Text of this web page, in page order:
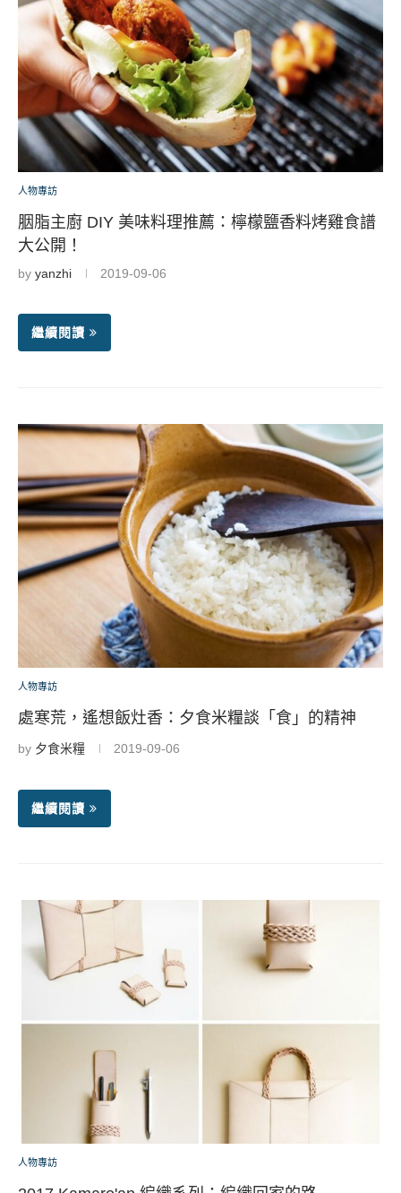
人物專訪
胭脂主廚 DIY 美味料理推薦：檸檬鹽香料烤雞食譜
大公開！
by yanzhi 2019-09-06
繼續閱讀
人物專訪
處寒荒，遙想飯灶香：夕食米糧談「食」的精神
by 夕食米糧 2019-09-06
繼續閱讀
人物專訪